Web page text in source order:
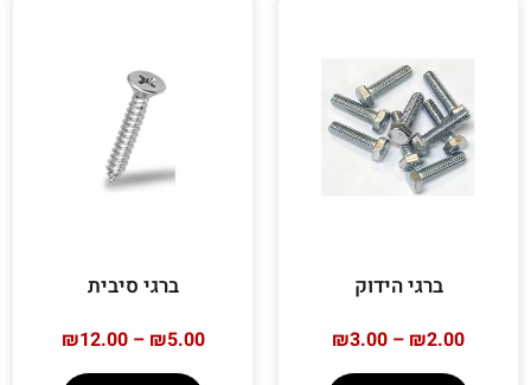
ברגי הידוק
₪2.00
–
₪3.00
ברגי סיבית
₪5.00
–
₪12.00